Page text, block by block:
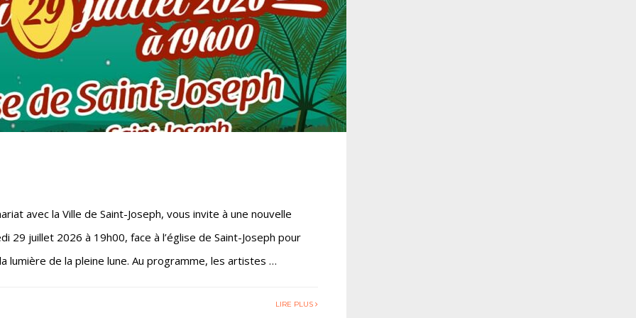
avec la Ville de Saint-Joseph, vous invite à une nouvelle
29 juillet 2026 à 19h00, face à l’église de Saint-Joseph pour
lumière de la pleine lune. Au programme, les artistes …
LIRE PLUS